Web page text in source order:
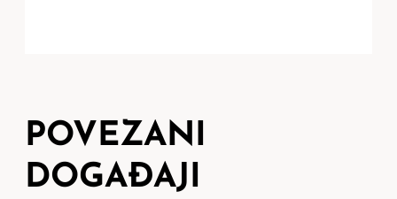
POVEZANI
DOGAĐAJI